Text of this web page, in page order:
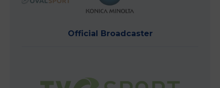
Official Broadcaster